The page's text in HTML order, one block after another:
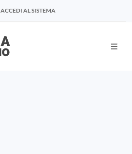
ACCEDI AL SISTEMA